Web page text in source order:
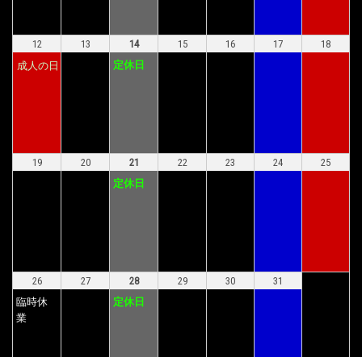
12
成人の日
13
14
定休日
15 16 17 18
19 20
21
定休日
22 23 24 25
26
臨時休
業
27
28
定休日
29 30 31